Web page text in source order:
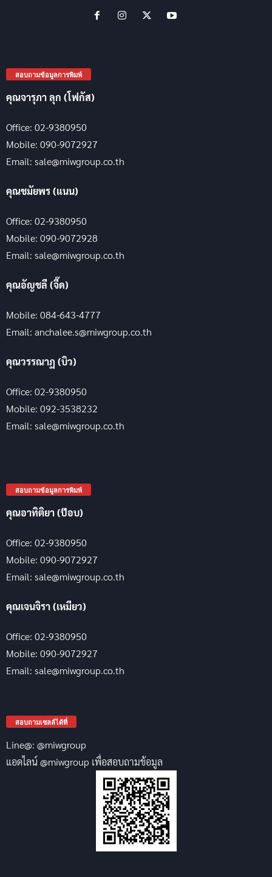
สอบถามข้อมูลการพิมพ์
คุณจารุภา ลุก (โฟกัส)
Office: 02-9380950
Mobile: 090-9072927
Email: sale@miwgroup.co.th
คุณชมัยพร (แนน)
Office: 02-9380950
Mobile: 090-9072928
Email: sale@miwgroup.co.th
คุณอัญชลี (จี๊ด)
Mobile: 084-643-4777
Email: anchalee.s@miwgroup.co.th
คุณวรรณาฏ (บิว)
Office: 02-9380950
Mobile: 092-3538232
Email: sale@miwgroup.co.th
สอบถามข้อมูลการพิมพ์
คุณอาทิติยา (ป๊อบ)
Office: 02-9380950
Mobile: 090-9072927
Email: sale@miwgroup.co.th
คุณเจนจิรา (เหมียว)
Office: 02-9380950
Mobile: 090-9072927
Email: sale@miwgroup.co.th
สอบถามเซลล์ได้ที่
Line@: @miwgroup
แอดไลน์ @miwgroup เพื่อสอบถามข้อมูล